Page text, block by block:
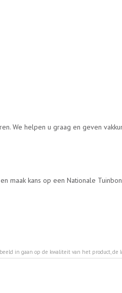
We helpen u graag en geven
en maak kans op een Nationale
in gaan op de kwaliteit van het product,